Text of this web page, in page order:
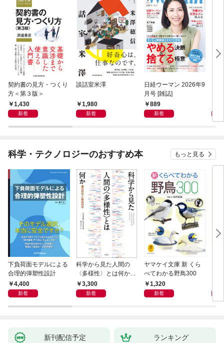
契約書の見方・つくり
方＜第３版＞
1,430
新着
談話室米澤
1,980
新着
日経ウーマン 2026年9
月号 [雑誌]
889
新着
科学・テクノロジーのおすすめ本 もっと見る
下負荷面モデルによる
合理的弾塑性設計
4,400
新着
科学から見た人間の
〈多様性〉とは何か―
―遺伝科学と疑似科学
3,300
新着
ヤマケイ文庫 新 くら
べてわかる野鳥300
1,320
新着
新刊配信予定 ランキング